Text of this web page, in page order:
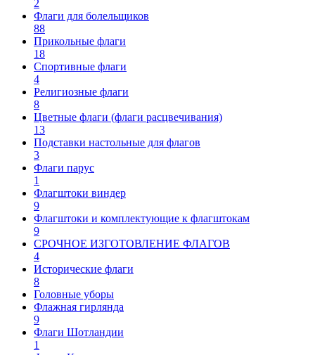
2
Флаги для болельщиков
88
Прикольные флаги
18
Спортивные флаги
4
Религиозные флаги
8
Цветные флаги (флаги расцвечивания)
13
Подставки настольные для флагов
3
Флаги парус
1
Флагштоки виндер
9
Флагштоки и комплектующие к флагштокам
9
СРОЧНОЕ ИЗГОТОВЛЕНИЕ ФЛАГОВ
4
Исторические флаги
8
Головные уборы
Флажная гирлянда
9
Флаги Шотландии
1